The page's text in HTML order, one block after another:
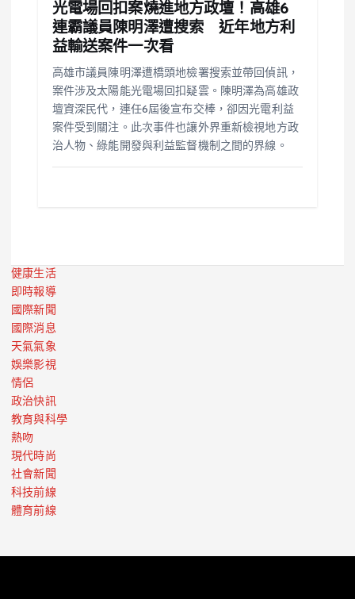
光電場回扣案燒進地方政壇！高雄6
連霸議員陳明澤遭搜索 近年地方利
益輸送案件一次看
高雄市議員陳明澤遭橋頭地檢署搜索並帶回偵訊，
案件涉及太陽能光電場回扣疑雲。陳明澤為高雄政
壇資深民代，連任6屆後宣布交棒，卻因光電利益
案件受到關注。此次事件也讓外界重新檢視地方政
治人物、綠能開發與利益監督機制之間的界線。
健康生活
即時報導
國際新聞
國際消息
天氣氣象
娛樂影視
情侶
政治快訊
教育與科學
熱吻
現代時尚
社會新聞
科技前線
體育前線